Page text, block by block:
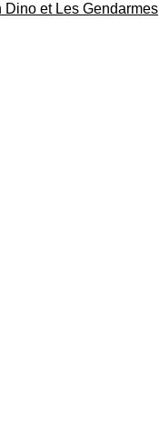
et Les Gendarmes